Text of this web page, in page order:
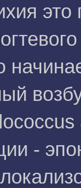
это
-